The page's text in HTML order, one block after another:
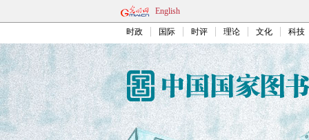
English
时政 国际 时评 理论 文化 科技